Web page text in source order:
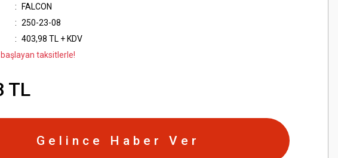
FALCON
250-23-08
403,98 TL + KDV
taksitlerle!
TL
Gelince Haber Ver